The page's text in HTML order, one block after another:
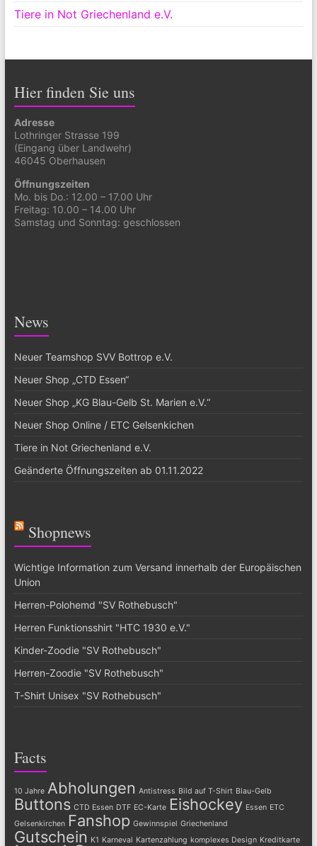
Tiere in Not Griechenland e.V.
Hier finden Sie uns
Adresse
Lothringer Strasse 199
(Eingang über Landwehr)
46045 Oberhausen
Öffnungszeiten
Mo. bis Do.: 12.00 – 17.00 Uhr
Freitag: 10.00 – 14.00 Uhr
Samstag und Sonntag: geschlossen
News
Neuer Teamshop SVV Bottrop e.V.
Neuer Shop „CTD Essen“
Neuer Shop „KG Blau-Gelb St. Marien e.V.“
Neuer Shop Online / ETC Gelsenkichen
Tiere in Not Griechenland e.V.
Geänderte Öffnungszeiten ab 01.11.2022
Shopnews
Wichtige Information zum Versand innerhalb der Europäischen
Union
Herren-Polohemd "SV Rothebusch"
Herren Funktionsshirt "HTC 1930 e.V."
Kinder-Zoodie "SV Rothebusch"
Herren-Zoodie "SV Rothebusch"
T-Shirt Unisex "SV Rothebusch"
Facts
10 Jahre Abholungen Antistress Bild auf T-Shirt Blau-Gelb
Buttons CTD Essen DTF EC-Karte Eishockey Essen ETC
Gelsenkirchen Fanshop Gewinnspiel Griechenland
Gutschein K1 Karneval Kartenzahlung komplexes Design Kreditkarte